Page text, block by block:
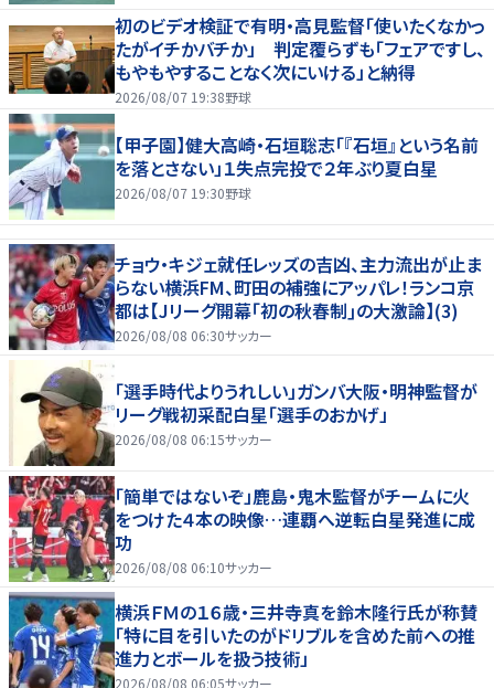
初のビデオ検証で有明・高見監督「使いたくなかっ
たがイチかバチか」 判定覆らずも「フェアですし、
もやもやすることなく次にいける」と納得
2026/08/07 19:38野球
【甲子園】健大高崎・石垣聡志「『石垣』という名前
を落とさない」１失点完投で２年ぶり夏白星
2026/08/07 19:30野球
チョウ・キジェ就任レッズの吉凶、主力流出が止ま
らない横浜FM、町田の補強にアッパレ！ランコ京
都は【Jリーグ開幕｢初の秋春制｣の大激論】(3)
2026/08/08 06:30サッカー
「選手時代よりうれしい」ガンバ大阪・明神監督が
リーグ戦初采配白星「選手のおかげ」
2026/08/08 06:15サッカー
「簡単ではないぞ」鹿島・鬼木監督がチームに火
をつけた４本の映像…連覇へ逆転白星発進に成
功
2026/08/08 06:10サッカー
横浜ＦＭの１６歳・三井寺真を鈴木隆行氏が称賛
「特に目を引いたのがドリブルを含めた前への推
進力とボールを扱う技術」
2026/08/08 06:05サッカー